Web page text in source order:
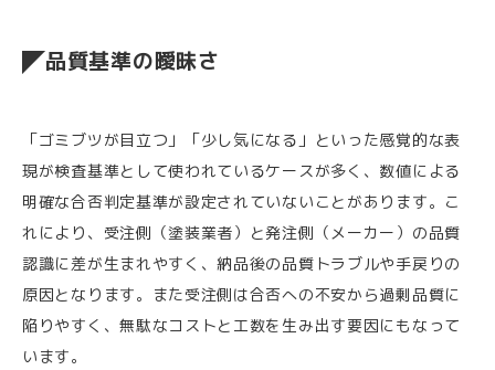
品質基準の曖昧さ
「ゴミブツが目立つ」「少し気になる」といった感覚的な表
現が検査基準として使われているケースが多く、数値による
明確な合否判定基準が設定されていないことがあります。こ
れにより、受注側（塗装業者）と発注側（メーカー）の品質
認識に差が生まれやすく、納品後の品質トラブルや手戻りの
原因となります。また受注側は合否への不安から過剰品質に
陥りやすく、無駄なコストと工数を生み出す要因にもなって
います。